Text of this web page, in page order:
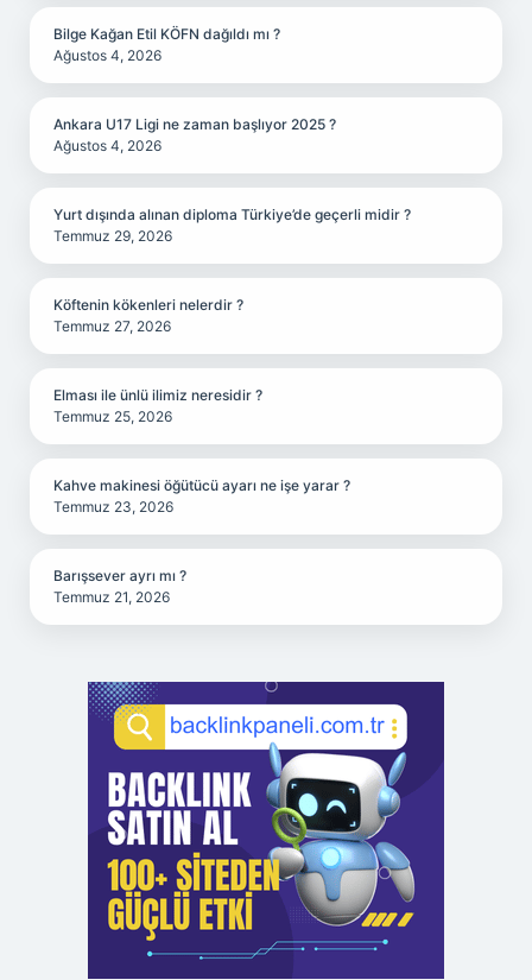
Bilge Kağan Etil KÖFN dağıldı mı ?
Ağustos 4, 2026
Ankara U17 Ligi ne zaman başlıyor 2025 ?
Ağustos 4, 2026
Yurt dışında alınan diploma Türkiye’de geçerli midir ?
Temmuz 29, 2026
Köftenin kökenleri nelerdir ?
Temmuz 27, 2026
Elması ile ünlü ilimiz neresidir ?
Temmuz 25, 2026
Kahve makinesi öğütücü ayarı ne işe yarar ?
Temmuz 23, 2026
Barışsever ayrı mı ?
Temmuz 21, 2026